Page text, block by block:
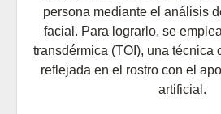
persona mediante el análisis
facial. Para lograrlo, se
transdérmica (TOI), una técnica
reflejada en el rostro con el
artificial.